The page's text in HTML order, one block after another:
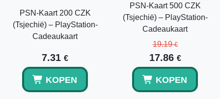
PSN-Kaart 200 CZK
(Tsjechië) – PlayStation-
Cadeaukaart
7.31 €
KOPEN
PSN-Kaart 500 CZK
(Tsjechië) – PlayStation-
Cadeaukaart
19.19€
17.86 €
KOPEN